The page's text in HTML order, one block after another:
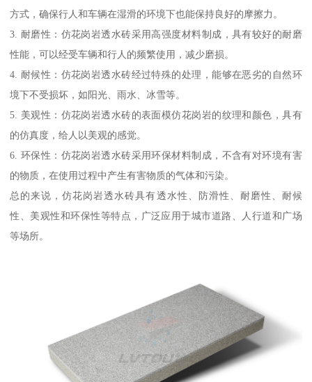
方式，确保行人和车辆在湿滑的环境下也能保持良好的摩擦力。
3. 耐磨性：仿花岗岩透水砖采用高强度材料制成，具有较好的耐磨
性能，可以经受车辆和行人的频繁使用，减少磨损。
4. 耐候性：仿花岗岩透水砖经过特殊的处理，能够在恶劣的自然环
境下不受损坏，如阳光、雨水、冰雪等。
5. 美观性：仿花岗岩透水砖的表面模仿花岗岩的纹理和颜色，具有
的仿真度，给人以美观的感觉。
6. 环保性：仿花岗岩透水砖采用环保材料制成，不含有对环境有害
的物质，在使用过程中产生有害物质的气体和污染。
总的来说，仿花岗岩透水砖具有透水性、防滑性、耐磨性、耐候
性、美观性和环保性等特点，广泛应用于城市道路、人行道和广场
等场所。